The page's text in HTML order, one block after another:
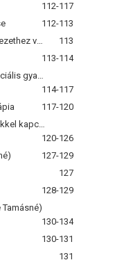
112-117
112-113
113
113-114
114-117
117-120
120-126
127-129
127
128-129
130-134
130-131
131